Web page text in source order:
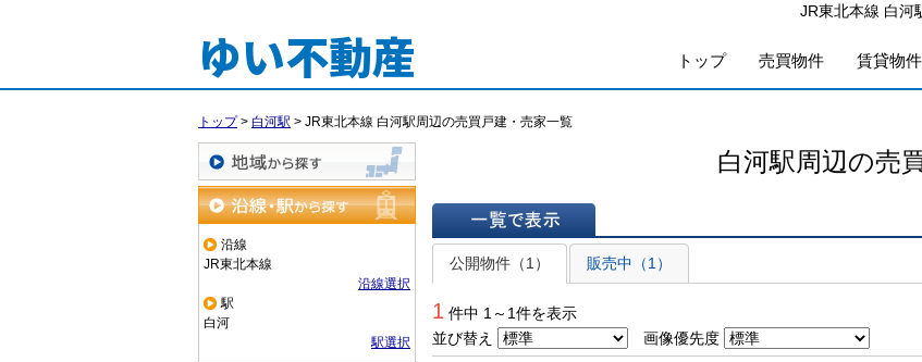
JR東北本線 白河
ゆい不動産 トップ 売買物件 賃貸物件
トップ> 白河駅 > JR東北本線 白河駅周辺の売買戸建・売家一覧
地域から探す
沿線・駅から探す
沿線
JR東北本線
沿線選択
駅
白河
駅選択
白河駅周辺の売
一覧で表示
公開物件（1）
販売中（1）
1 件中 1～1件を表示
並び替え
画像優先度